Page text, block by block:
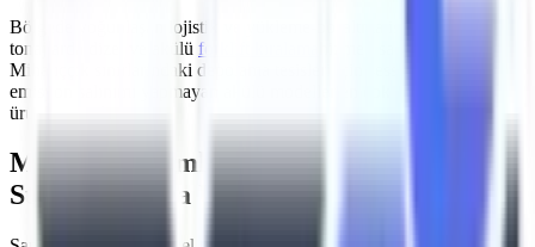
Bölgede yoğunlaşan lojistik ve yükleme-boşaltma işleri
tonajlarda dizel ve akülü forklift kiralama
Mihalıççık
sınırlarındaki depolama tesisleri için sessiz çalışan ve
emisyon salınımı yapmayan akülü modeller en çok tercih edilen
ürünlerimizdir.
MMO Denetimli ve İş Güvenliği
Standartlarına Uygun Filo